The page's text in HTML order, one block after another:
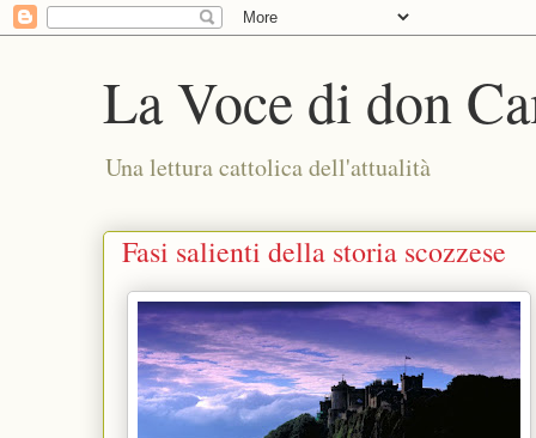
La Voce di don
Una lettura cattolica dell'attualità
Fasi salienti della storia scozzese